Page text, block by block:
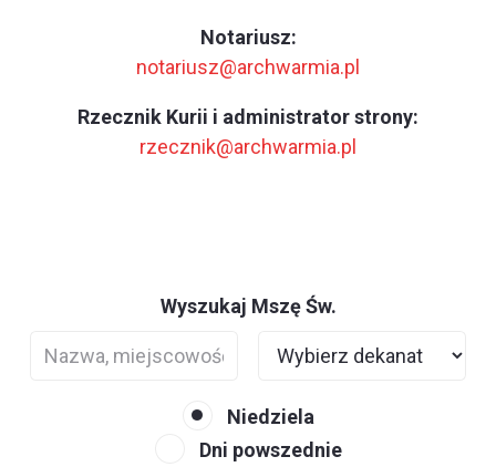
Notariusz:
notariusz@archwarmia.pl
Rzecznik Kurii i administrator strony:
rzecznik@archwarmia.pl
Wyszukaj Mszę Św.
Niedziela
Dni powszednie